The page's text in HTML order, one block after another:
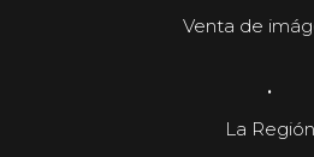
Venta de
.
La Región